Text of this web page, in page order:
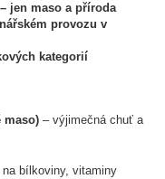
jen maso a příroda
provozu v
kategorií
maso) – výjimečná chuť a
bílkoviny, vitaminy